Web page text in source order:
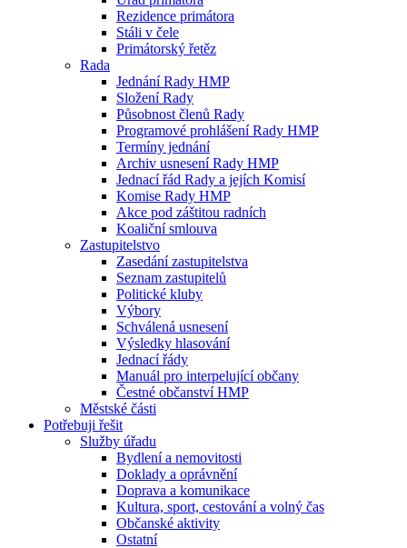
Rezidence primátora
Stáli v čele
Primátorský řetěz
Rada
Jednání Rady HMP
Složení Rady
Působnost členů Rady
Programové prohlášení Rady HMP
Termíny jednání
Archiv usnesení Rady HMP
Jednací řád Rady a jejích Komisí
Komise Rady HMP
Akce pod záštitou radních
Koaliční smlouva
Zastupitelstvo
Zasedání zastupitelstva
Seznam zastupitelů
Politické kluby
Výbory
Schválená usnesení
Výsledky hlasování
Jednací řády
Manuál pro interpelující občany
Čestné občanství HMP
Městské části
Potřebuji řešit
Služby úřadu
Bydlení a nemovitosti
Doklady a oprávnění
Doprava a komunikace
Kultura, sport, cestování a volný čas
Občanské aktivity
Ostatní